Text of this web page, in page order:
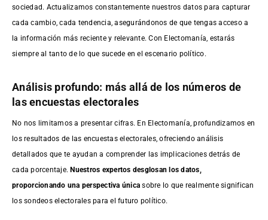
sociedad. Actualizamos constantemente nuestros datos para capturar
cada cambio, cada tendencia, asegurándonos de que tengas acceso a
la información más reciente y relevante. Con Electomanía, estarás
siempre al tanto de lo que sucede en el escenario político.
Análisis profundo: más allá de los números de
las encuestas electorales
No nos limitamos a presentar cifras. En Electomanía, profundizamos en
los resultados de las encuestas electorales, ofreciendo análisis
detallados que te ayudan a comprender las implicaciones detrás de
cada porcentaje.Nuestros expertos desglosan los datos,
proporcionando una perspectiva única sobre lo que realmente significan
los sondeos electorales para el futuro político.